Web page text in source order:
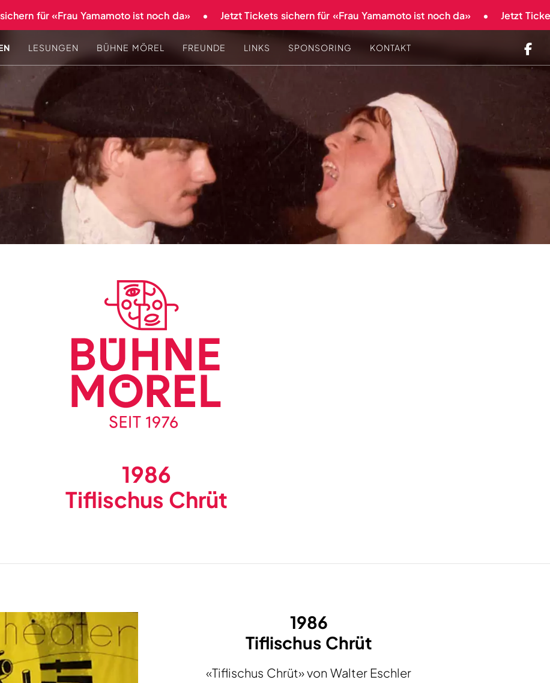
für «Frau Yamamoto ist noch da» Jetzt Tickets sichern für «Frau Yamamoto ist noch da» Jetzt Tickets
LESUNGEN BÜHNE MÖREL FREUNDE LINKS SPONSORING KONTAKT 
1986
Tiflischus Chrüt
1986
Tiflischus Chrüt
«Tiflischus Chrüt» von Walter Eschler